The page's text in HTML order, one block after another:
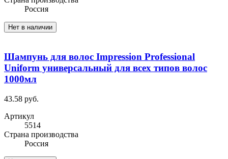
Россия
Нет в наличии
Шампунь для волос Impression Professional
Uniform универсальный для всех типов волос
1000мл
43.58 руб.
Артикул
5514
Cтрана производства
Россия